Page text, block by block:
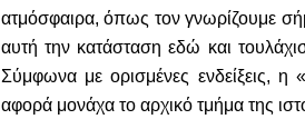
ατμόσφαιρα, όπως τον γνωρίζουμε
αυτή την κατάσταση εδώ και
Σύμφωνα με ορισμένες ενδείξεις,
αφορά μονάχα το αρχικό τμήμα της